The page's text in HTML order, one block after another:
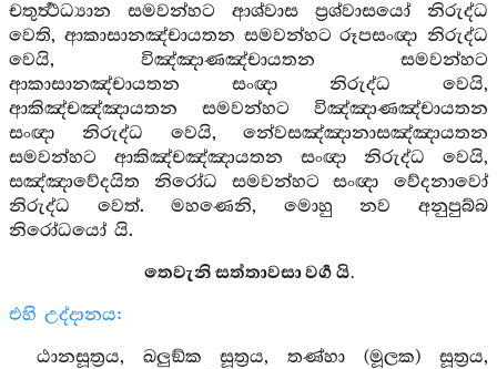
චතුර්‍ත්‍ථධ්‍යාන සමවන්හට ආශ්වාස ප්‍රශ්වාසයෝ නිරුද්ධ
වෙති, ආකාසානඤ්චායතන සමවන්හට රූපසංඥා නිරුද්ධ
වෙයි, විඤ්ඤාණඤ්චායතන සමවන්හට
ආකාසානඤ්චායතන සංඥා නිරුද්ධ වෙයි,
ආකිඤ්චඤ්ඤායතන සමවන්හට විඤ්ඤාණඤ්චායතන
සංඥා නිරුද්ධ වෙයි, නේවසඤ්ඤානාසඤ්ඤායතන
සමවන්හට ආකිඤ්චඤ්ඤායතන සංඥා නිරුද්ධ වෙයි,
සඤ්ඤාවේදයිත නිරෝධ සමවන්හට සංඥා වේදනාවෝ
නිරුද්ධ වෙත්. මහණෙනි, මොහු නව අනුපුබ්බ
නිරෝධයෝ යි.
තෙවැනි සත්තාවසා වර්‍ග යි.
එහි උද්දානය:
ඨානසූත්‍රය, ඛලුඞ්ක සූත්‍රය, තණ්හා (මූලක) සූත්‍රය,